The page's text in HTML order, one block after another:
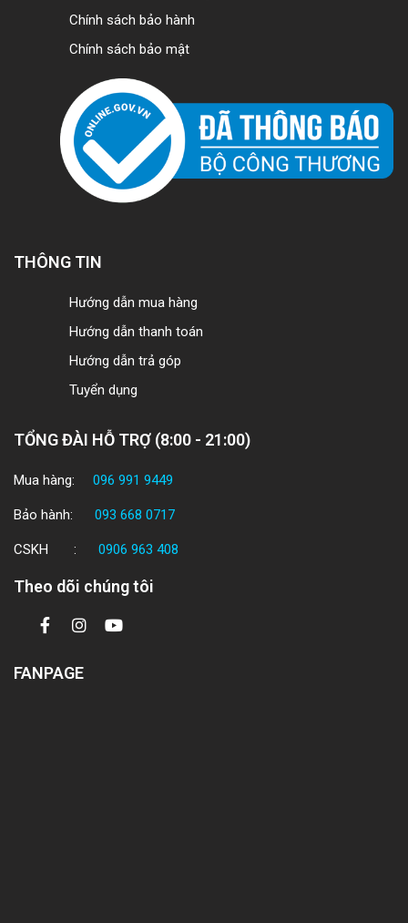
Chính sách bảo hành
Chính sách bảo mật
THÔNG TIN
Hướng dẫn mua hàng
Hướng dẫn thanh toán
Hướng dẫn trả góp
Tuyển dụng
TỔNG ĐÀI HỖ TRỢ (8:00 - 21:00)
Mua hàng: 096 991 9449
Bảo hành: 093 668 0717
CSKH : 0906 963 408
Theo dõi chúng tôi
FANPAGE